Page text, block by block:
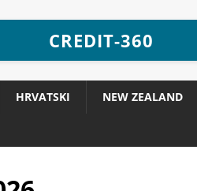
CREDIT-360
HRVATSKI NEW ZEALAND